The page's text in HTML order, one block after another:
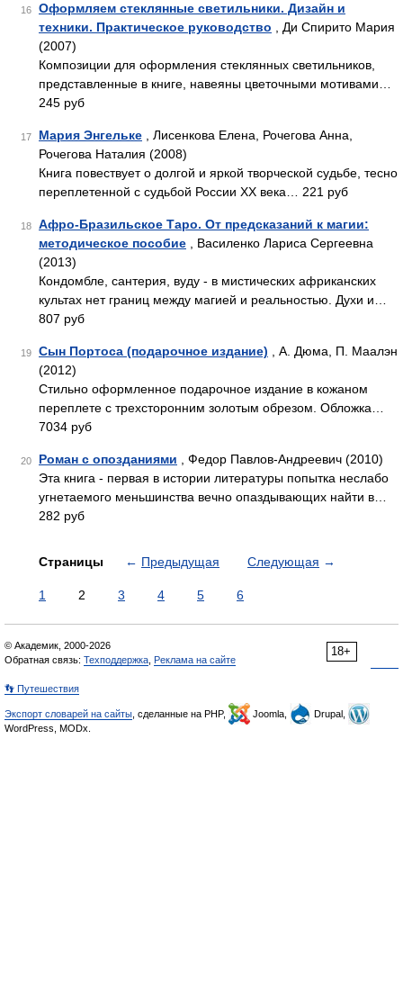
16
Оформляем стеклянные светильники. Дизайн и
техники. Практическое руководство , Ди Спирито Мария
(2007)
Композиции для оформления стеклянных светильников,
представленные в книге, навеяны цветочными мотивами…
245 руб
17 Мария Энгельке , Лисенкова Елена, Рочегова Анна,
Рочегова Наталия (2008)
Книга повествует о долгой и яркой творческой судьбе, тесно
переплетенной с судьбой России ХХ века… 221 руб
18
Афро-Бразильское Таро. От предсказаний к магии:
методическое пособие , Василенко Лариса Сергеевна
(2013)
Кондомбле, сантерия, вуду - в мистических африканских
культах нет границ между магией и реальностью. Духи и…
807 руб
19 Сын Портоса (подарочное издание) , А. Дюма, П. Маалэн
(2012)
Стильно оформленное подарочное издание в кожаном
переплете с трехсторонним золотым обрезом. Обложка…
7034 руб
20 Роман с опозданиями , Федор Павлов-Андреевич (2010)
Эта книга - первая в истории литературы попытка неслабо
угнетаемого меньшинства вечно опаздывающих найти в…
282 руб
Страницы ← Предыдущая Следующая →
1 2 3 4 5 6
18+
© Академик, 2000-2026
Обратная связь: Техподдержка Реклама на сайте
👣 Путешествия
Экспорт словарей на сайты , сделанные на PHP, Joomla,
Drupal,
WordPress, MODx.